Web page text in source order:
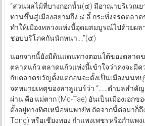
“สวนผลไม้ที่บางกอกนั้น(๔) มีอาณาบริเวณ
ทวนขึ้นสู่เมืองสยามถึง ๔ ลี้ กระทั่งจรดตลา
ทำให้เมืองหลวงแห่งนี้อุดมสมบูรณ์ไปด้วยผล
ชอบบริโภคกันนักหนา.…”(๕)
นอกจากนี้ยังมีดินแดนทางตอนใต้ของตลาด
ตลาดแก้ว ตลาดแก้วแห่งนี้เข้าใจว่าคงจะมี
กับตลาดขวัญตั้งแต่ก่อนจะตั้งเป็นเมืองนนทบุ
จดหมายเหตุของลาลูแบร์ว่า “……ตำบลสำคั
ผ่าน คือ แม่ตาก (Mc-Tae) อันเป็นเมืองเอก
ตั้งอยู่ทางทิศเหนือหนพายัพ ถัดจากนี้ต่อมาก็ถึ
Tong) หรือเชียงทอง กำแพงเพชรหรือกำแพ